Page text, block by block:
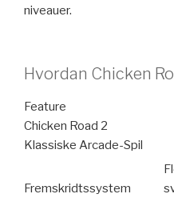
niveauer.
Hvordan Chicken
Feature
Chicken Road 2
Klassiske Arcade-Spil
Fremskridtssystem